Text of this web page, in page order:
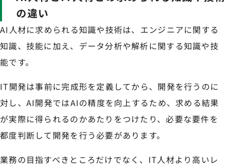
の違い
AI人材に求められる知識や技術は、エンジニアに関する
知識、技能に加え、データ分析や解析に関する知識や技
能です。
IT開発は事前に完成形を定義してから、開発を行うのに
対し、AI開発ではAIの精度を向上するため、求める結果
が実際に得られるのかあたりをつけたり、必要な要件を
都度判断して開発を行う必要があります。
業務の目指すべきところだけでなく、IT人材より高いレ